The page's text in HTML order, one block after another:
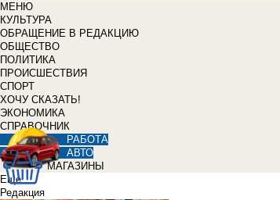
МЕНЮ
КУЛЬТУРА
ОБРАЩЕНИЕ В РЕДАКЦИЮ
ОБЩЕСТВО
ПОЛИТИКА
ПРОИСШЕСТВИЯ
СПОРТ
ХОЧУ СКАЗАТЬ!
ЭКОНОМИКА
СПРАВОЧНИК
РАБОТА
АВТО
МАГАЗИНЫ
Еще
Редакция